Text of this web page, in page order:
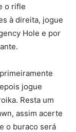
o rifle
à direita, jogue
Hole e por
jogue
Resta um
assim acerte
o buraco será